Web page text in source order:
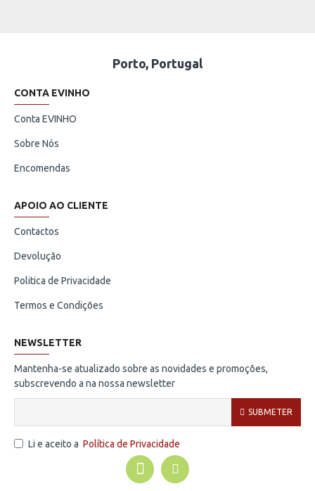
Porto, Portugal
CONTA EVINHO
Conta EVINHO
Sobre Nós
Encomendas
APOIO AO CLIENTE
Contactos
Devolução
Politica de Privacidade
Termos e Condições
NEWSLETTER
Mantenha-se atualizado sobre as novidades e promoções,
subscrevendo a na nossa newsletter
SUBMETER
Li e aceito a Política de Privacidade